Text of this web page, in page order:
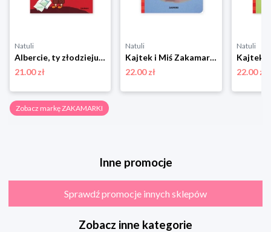
Natuli
Albercie, ty złodzieju! Zakamarki
21.00 zł
Natuli
Kajtek i Miś Zakamarki
22.00 zł
Natuli
22.00 zł
Zobacz markę ZAKAMARKI
Inne promocje
Sprawdź promocje innych sklepów
Zobacz inne kategorie